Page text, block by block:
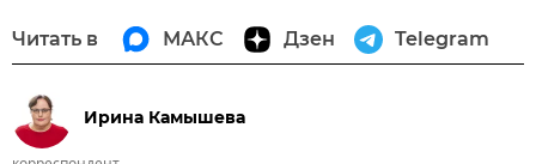
Читать в МАКС Дзен Telegram
Ирина Камышева